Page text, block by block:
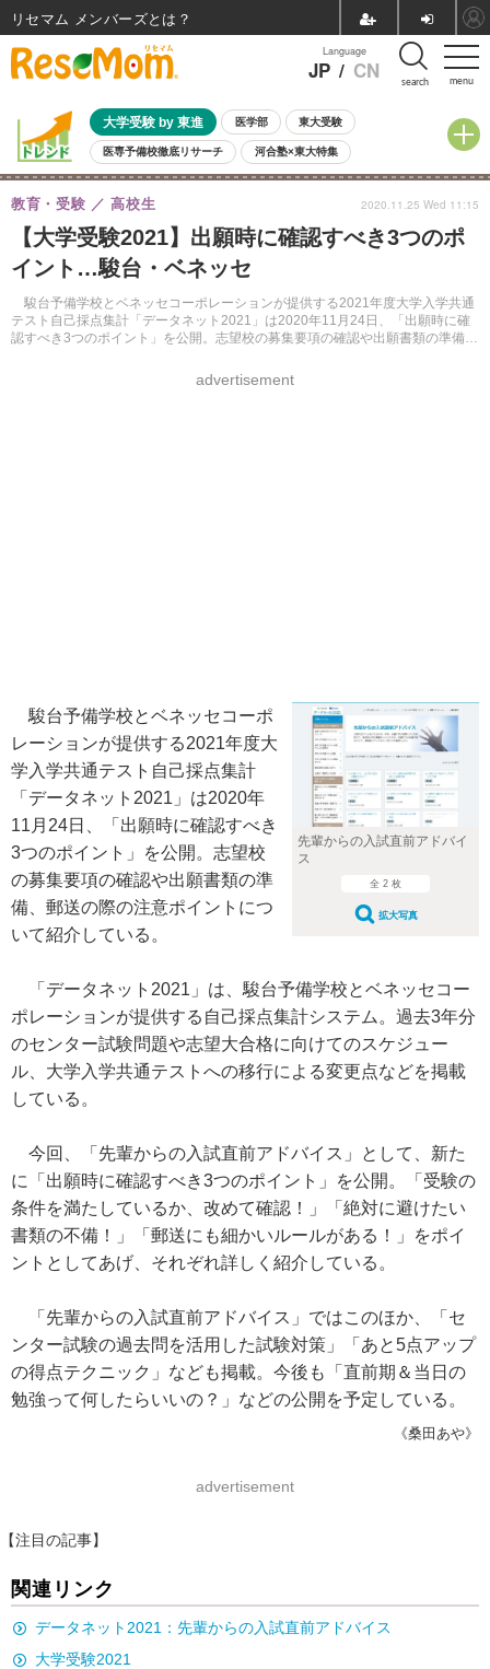
menu
Language
JP / CN search
大学受験 by 東進 医学部 東大受験
医専予備校徹底リサーチ 河合塾×東大特集
親子で考える大学選び 高校受験 中学受験 小学校受験
共通テスト 夏休み
8月開催イベント・WS 全国公立高校 過去問 人気記事
自由研究教材（小学生向け） 自由研究教材（中学生向け）
【大学受験2021】出願時に確認すべき3つのポ
イント…駿台・ベネッセ
駿台予備学校とベネッセコーポレーションが提供する2021年度大学入学共通
テスト自己採点集計「データネット2021」は2020年11月24日、「出願時に確
認すべき3つのポイント」を公開。志望校の募集要項の確認や出願書類の準備、
教育・受験 高校生
advertisement
2020.11.25 Wed 11:15
先輩からの入試直前アドバイ
ス
全 2 枚
拡大写真
駿台予備学校とベネッセコーポ
レーションが提供する2021年度大
学入学共通テスト自己採点集計
「データネット2021」は2020年
11月24日、「出願時に確認すべき
3つのポイント」を公開。志望校
の募集要項の確認や出願書類の準
備、郵送の際の注意ポイントにつ
いて紹介している。
「データネット2021」は、駿台予備学校とベネッセコー
ポレーションが提供する自己採点集計システム。過去3年分
のセンター試験問題や志望大合格に向けてのスケジュー
ル、大学入学共通テストへの移行による変更点などを掲載
している。
今回、「先輩からの入試直前アドバイス」として、新た
に「出願時に確認すべき3つのポイント」を公開。「受験の
条件を満たしているか、改めて確認！」「絶対に避けたい
書類の不備！」「郵送にも細かいルールがある！」をポイ
ントとしてあげ、それぞれ詳しく紹介している。
「先輩からの入試直前アドバイス」ではこのほか、「セ
ンター試験の過去問を活用した試験対策」「あと5点アップ
の得点テクニック」なども掲載。今後も「直前期＆当日の
勉強って何したらいいの？」などの公開を予定している。
《桑田あや》
advertisement
【注目の記事】
関連リンク
データネット2021：先輩からの入試直前アドバイス
大学受験2021
リセマム メンバーズ